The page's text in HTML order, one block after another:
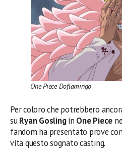
One Piece Doflamingo
Per coloro che potrebbero
suRyan Goslingin One Piece
fandom ha presentato prove
vita questo sognato casting.